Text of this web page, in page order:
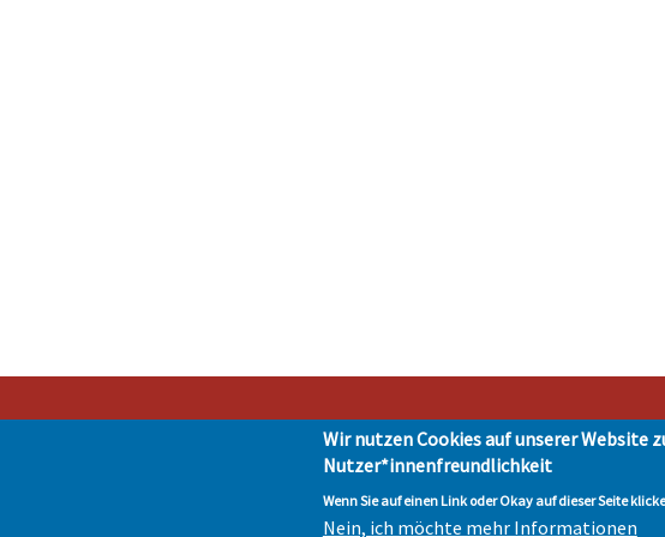
Stadt Hohen Neuendorf
Impressum|Presse|Datenschutz| ©
Wir nutzen Cookies auf unserer Website
Nutzer*innenfreundlichkeit
Wenn Sie auf einen Link oder Okay auf dieser Seite
Nein, ich möchte mehr Informationen